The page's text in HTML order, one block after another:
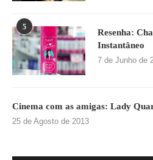
5
Resenha:
Instantâneo
7 de Junho de
Cinema com as amigas: Lady
25 de Agosto de 2013